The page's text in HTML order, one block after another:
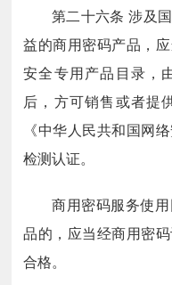
第二十六条 涉及
益的商用密码产品，
安全专用产品目录，
后，方可销售或者提
《中华人民共和国网
检测认证。
商用密码服务使
品的，应当经商用密
合格。